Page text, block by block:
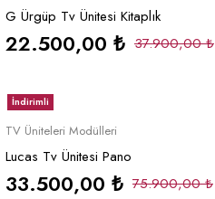
G Ürgüp Tv Ünitesi Kitaplık
37.900,00₺
22.500,00 ₺
İndirimli
TV Üniteleri Modülleri
Lucas Tv Ünitesi Pano
75.900,00₺
33.500,00 ₺